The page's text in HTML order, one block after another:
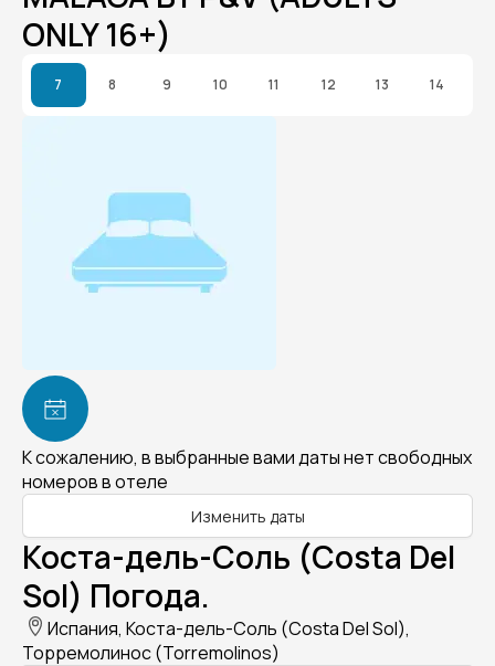
ONLY 16+)
7 8 9 10 11 12 13 14
К сожалению, в выбранные вами даты нет свободных
номеров в отеле
Изменить даты
Коста-дель-Соль (Costa Del
Sol) Погода.
Испания, Коста-дель-Соль (Costa Del Sol),
Торремолинос (Torremolinos)